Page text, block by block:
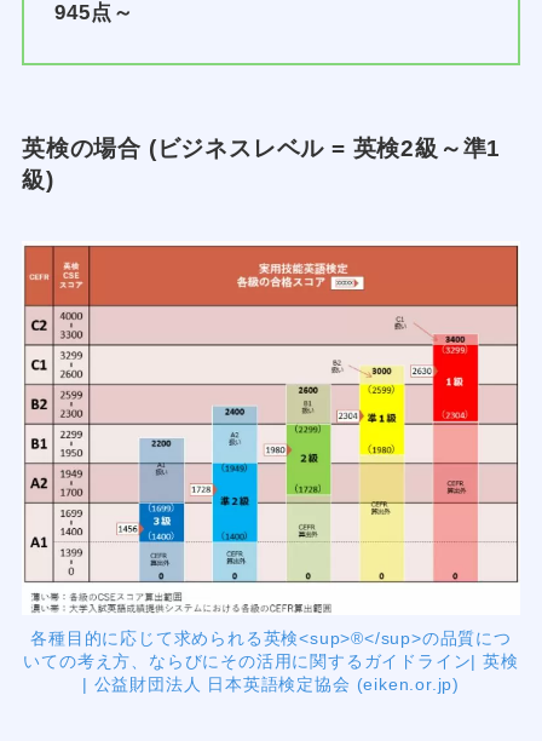
945点～
英検の場合 (ビジネスレベル = 英検2級～準1
級)
各種目的に応じて求められる英検<sup>®</sup>の品質につ
いての考え方、ならびにその活用に関するガイドライン| 英検
| 公益財団法人 日本英語検定協会 (eiken.or.jp)